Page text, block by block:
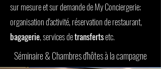
sur mesure et sur demande de My Conciergerie;
organisation d'activité, réservation de restaurant,
bagagerie, services detransfertsetc.
Séminaire & Chambres d'hôtes à la campagne